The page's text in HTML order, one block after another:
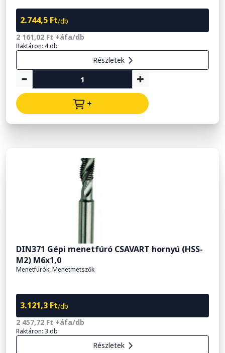
2.744,5 Ft/db
2 161,02 Ft +áfa/db
Raktáron: 4 db
Részletek
+
DIN371 Gépi menetfúró CSAVART hornyú (HSS-
M2) M6x1,0
Menetfúrók, Menetmetszők
3.121,3 Ft/db
2 457,72 Ft +áfa/db
Raktáron: 3 db
Részletek